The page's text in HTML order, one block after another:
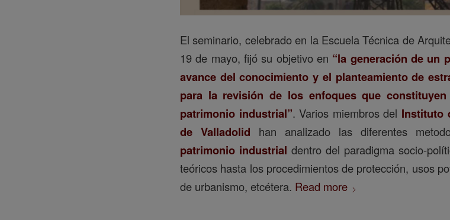
El seminario, celebrado en la Escuela Técnica de
19 de mayo, fijó su objetivo en “la generación de un
avance del conocimiento y el planteamiento de
para la revisión de los enfoques que
patrimonio industrial”. Varios miembros del Instituto
de Valladolid han analizado las diferentes
patrimonio industrial dentro del paradigma socio-
teóricos hasta los procedimientos de protección, usos
de urbanismo, etcétera. Read more